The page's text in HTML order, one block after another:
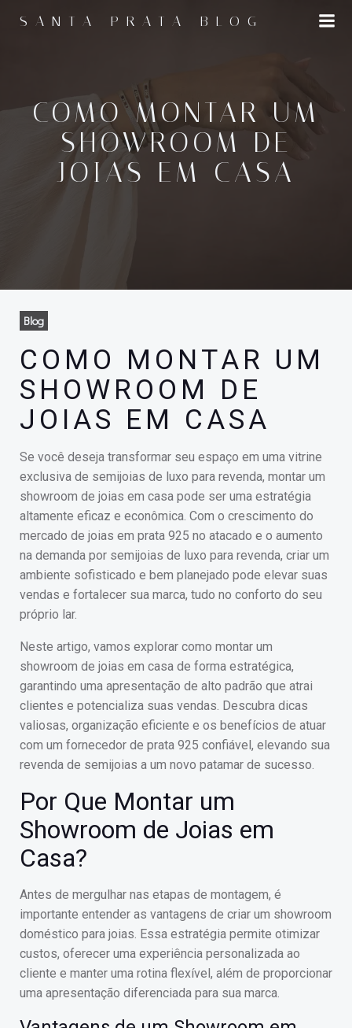
para
SANTA PRATA BLOG
COMO MONTAR UM
SHOWROOM DE
JOIAS EM CASA
Blog
COMO MONTAR UM
SHOWROOM DE
JOIAS EM CASA
Se você deseja transformar seu espaço em uma vitrine
exclusiva de semijoias de luxo para revenda, montar um
showroom de joias em casa pode ser uma estratégia
altamente eficaz e econômica. Com o crescimento do
mercado de joias em prata 925 no atacado e o aumento
na demanda por semijoias de luxo para revenda, criar um
ambiente sofisticado e bem planejado pode elevar suas
vendas e fortalecer sua marca, tudo no conforto do seu
próprio lar.
Neste artigo, vamos explorar como montar um
showroom de joias em casa de forma estratégica,
garantindo uma apresentação de alto padrão que atrai
clientes e potencializa suas vendas. Descubra dicas
valiosas, organização eficiente e os benefícios de atuar
com um fornecedor de prata 925 confiável, elevando sua
revenda de semijoias a um novo patamar de sucesso.
Por Que Montar um
Showroom de Joias em
Casa?
Antes de mergulhar nas etapas de montagem, é
importante entender as vantagens de criar um showroom
doméstico para joias. Essa estratégia permite otimizar
custos, oferecer uma experiência personalizada ao
cliente e manter uma rotina flexível, além de proporcionar
uma apresentação diferenciada para sua marca.